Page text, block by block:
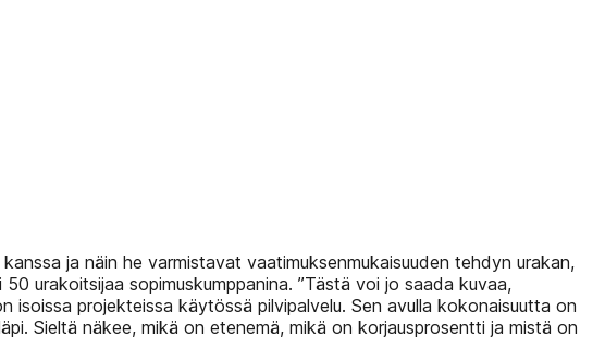
ja näin he varmistavat vaatimuksenmukaisuuden tehdyn urakan,
urakoitsijaa sopimuskumppanina. ”Tästä voi jo saada kuvaa,
isoissa projekteissa käytössä pilvipalvelu. Sen avulla kokonaisuutta on
Sieltä näkee, mikä on etenemä, mikä on korjausprosentti ja mistä on